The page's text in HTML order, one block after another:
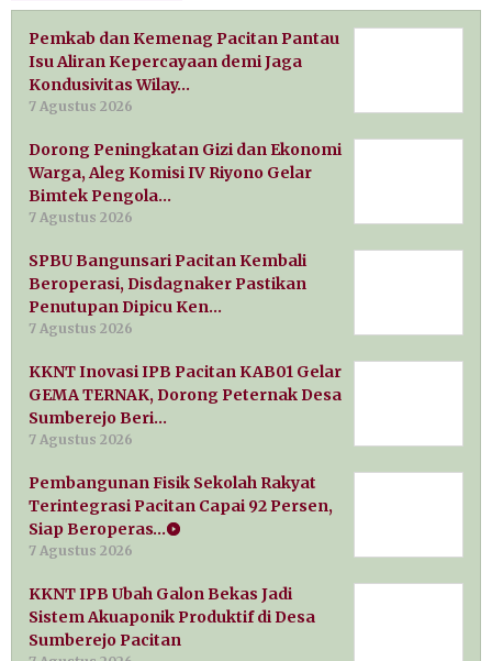
Pemkab dan Kemenag Pacitan Pantau
Isu Aliran Kepercayaan demi Jaga
Kondusivitas Wilay…
7 Agustus 2026
Dorong Peningkatan Gizi dan Ekonomi
Warga, Aleg Komisi IV Riyono Gelar
Bimtek Pengola…
7 Agustus 2026
SPBU Bangunsari Pacitan Kembali
Beroperasi, Disdagnaker Pastikan
Penutupan Dipicu Ken…
7 Agustus 2026
KKNT Inovasi IPB Pacitan KAB01 Gelar
GEMA TERNAK, Dorong Peternak Desa
Sumberejo Beri…
7 Agustus 2026
Pembangunan Fisik Sekolah Rakyat
Terintegrasi Pacitan Capai 92 Persen,
Siap Beroperas…
7 Agustus 2026
KKNT IPB Ubah Galon Bekas Jadi
Sistem Akuaponik Produktif di Desa
Sumberejo Pacitan